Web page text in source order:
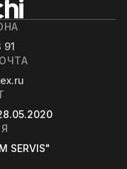
91
SERVIS"